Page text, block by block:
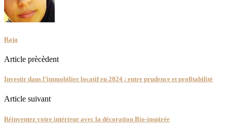
Raja
Article prècèdent
Investir dans l’immobilier locatif en 2024 : entre prudence et profitabilité
Article suivant
Réinventez votre intérieur avec la décoration Bio-inspirée